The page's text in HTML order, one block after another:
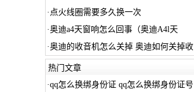
· 点火线圈需要多久换一次
·奥迪a4天窗响怎么回事（奥迪A4l天
·奥迪的收音机怎么关掉 奥迪如何关掉收
热门文章
·qq怎么换绑身份证 qq怎么换绑身份证号